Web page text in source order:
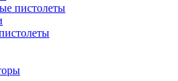
пистолеты